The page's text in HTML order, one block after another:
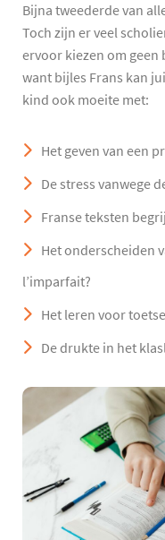
Bijna tweederde van
Toch zijn er veel
ervoor kiezen om geen
want bijles Frans kan
kind ook moeite met:
Het geven van een
De stress vanwege
Franse teksten
Het onderscheiden
l’imparfait?
Het leren voor
De drukte in het